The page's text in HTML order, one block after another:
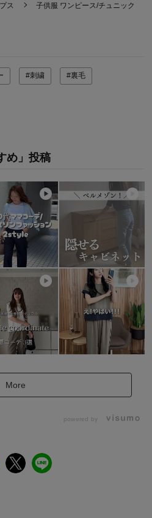
ス 子供服 ワンピース/チュニック
#刺繍 #裏毛
め」投稿
More
powered by